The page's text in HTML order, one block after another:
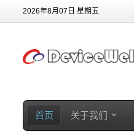
2026年8月07日 星期五
首页 关于我们